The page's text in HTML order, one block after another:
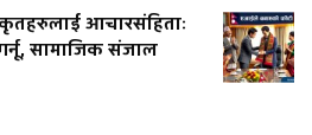
आचारसंहिताः
सामाजिक संजाल